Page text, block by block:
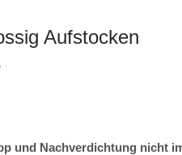
Aufstocken
und Nachverdichtung nicht